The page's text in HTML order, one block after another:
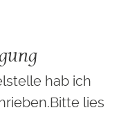
hab ich
lies